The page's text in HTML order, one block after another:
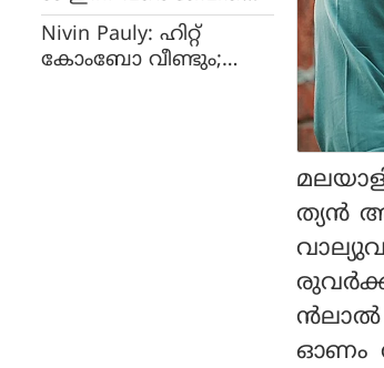
ത്തില്‍ പാര മാത്രമെ
വെച്ചിട്ടുള്ളു, പെര്‍ഫോമ
ന്‍സ് മോശമായാല്‍
Nivin Pauly: ഹിറ്റ്
കോംബോ വീണ്ടും;
ത്യന്‍
ന്‍ലാല്‍
ഓണം